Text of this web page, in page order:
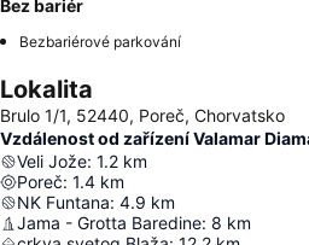
Bez bariér
Bezbariérové parkování
Lokalita
Brulo 1/1, 52440, Poreč, Chorvatsko
Vzdálenost od zařízení Valamar
Veli Jože: 1.2 km
Poreč: 1.4 km
NK Funtana: 4.9 km
Jama - Grotta Baredine: 8 km